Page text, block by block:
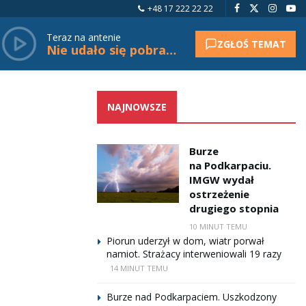
+48 17 222 22 22
Teraz na antenie
Nie udało się pobrać tytułu. ZGŁOŚ TEMAT
NAJNOWSZE
Burze
na Podkarpaciu.
IMGW wydał
ostrzeżenie
drugiego stopnia
10 MINUT TEMU
Piorun uderzył w dom, wiatr porwał
namiot. Strażacy interweniowali 19 razy
14 MINUT TEMU
Burze nad Podkarpaciem. Uszkodzony